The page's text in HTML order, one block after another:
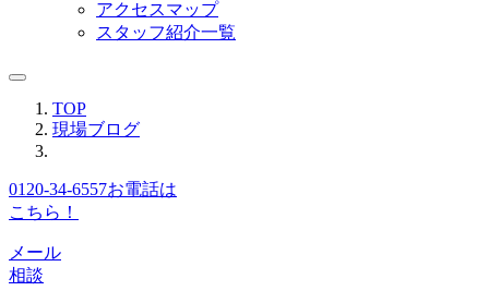
アクセスマップ
スタッフ紹介一覧
TOP
現場ブログ
0120-34-6557お電話は
こちら！
メール
相談